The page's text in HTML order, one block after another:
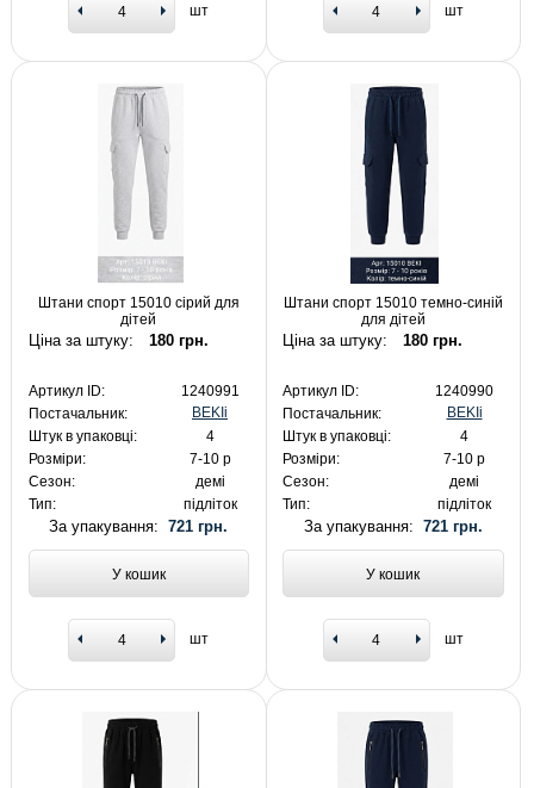
шт шт
Штани спорт 15010 сірий для
дітей
Ціна за штуку: 180 грн.
Артикул ID:
1240991
Постачальник:
BEKIi
Штук в упаковці:
4
Розміри:
7-10 р
Сезон:
демі
Тип:
підліток
За упакування:721 грн.
У кошик
шт
Штани спорт 15010 темно-синій
для дітей
Ціна за штуку: 180 грн.
Артикул ID:
1240990
Постачальник:
BEKIi
Штук в упаковці:
4
Розміри:
7-10 р
Сезон:
демі
Тип:
підліток
За упакування: 721 грн.
У кошик
шт